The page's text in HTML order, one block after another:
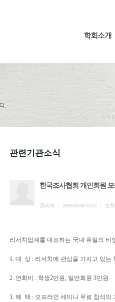
관련기관소식
한국조사협회 개인회원
관리자 2018.03.08 15:12 조회
리서치업계를 대표하는 국내 유일의
1. 대 상 : 리서치에 관심을 가지고 있는
2. 연회비 : 학생2만원, 일반회원 3만원
3. 혜 택 : 오프라인 세미나 무료 참석의